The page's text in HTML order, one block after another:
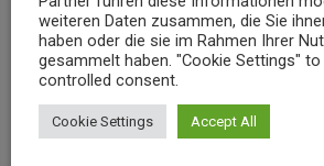
NEWS
Niedrigwasser belastet Gewässer im Landkreis
today 7. AUGUST 2026 13
weiteren Daten zusammen, die Sie
haben oder die sie im Rahmen Ihrer
gesammelt haben. "Cookie Settings" to
controlled consent.
Cookie Settings Accept All